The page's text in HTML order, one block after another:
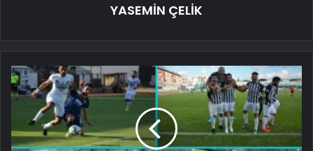
YASEMİN ÇELİK